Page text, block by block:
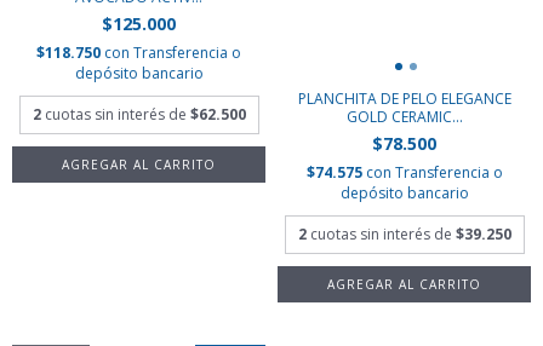
$125.000
$118.750 con Transferencia o
depósito bancario
2 cuotas sin interés de $62.500
PLANCHITA DE PELO ELEGANCE
GOLD CERAMIC...
$78.500
$74.575 con Transferencia o
depósito bancario
2 cuotas sin interés de $39.250